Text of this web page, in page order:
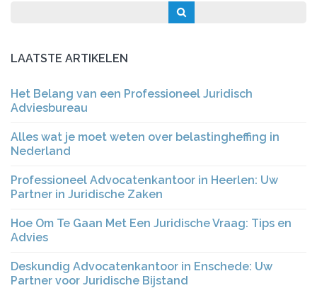
LAATSTE ARTIKELEN
Het Belang van een Professioneel Juridisch
Adviesbureau
Alles wat je moet weten over belastingheffing in
Nederland
Professioneel Advocatenkantoor in Heerlen: Uw
Partner in Juridische Zaken
Hoe Om Te Gaan Met Een Juridische Vraag: Tips en
Advies
Deskundig Advocatenkantoor in Enschede: Uw
Partner voor Juridische Bijstand